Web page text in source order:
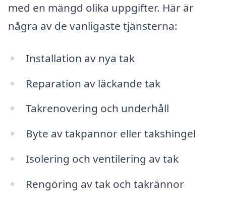
med en mängd olika uppgifter. Här är
några av de vanligaste tjänsterna:
Installation av nya tak
Reparation av läckande tak
Takrenovering och underhåll
Byte av takpannor eller takshingel
Isolering och ventilering av tak
Rengöring av tak och takrännor